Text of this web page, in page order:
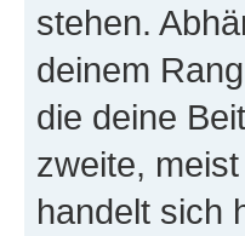
stehen.
deinem
die deine
zweite,
handelt sich